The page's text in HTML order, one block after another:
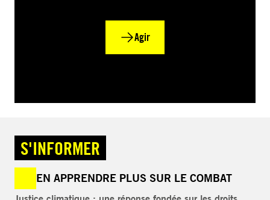
Agir
S'INFORMER
EN APPRENDRE PLUS SUR LE COMBAT